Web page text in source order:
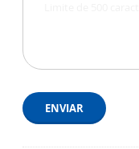
ENVIAR